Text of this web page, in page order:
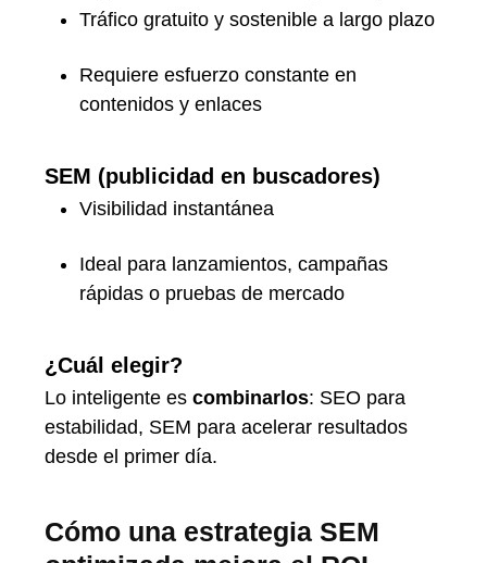
Tráfico gratuito y sostenible a largo plazo
Requiere esfuerzo constante en
contenidos y enlaces
SEM (publicidad en buscadores)
Visibilidad instantánea
Ideal para lanzamientos, campañas
rápidas o pruebas de mercado
¿Cuál elegir?
Lo inteligente es combinarlos: SEO para
estabilidad, SEM para acelerar resultados
desde el primer día.
Cómo una estrategia SEM